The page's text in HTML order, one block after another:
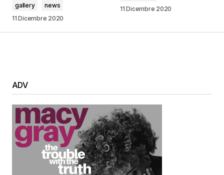
gallery
news
11 Dicembre 2020
11 Dicembre 2020
ADV